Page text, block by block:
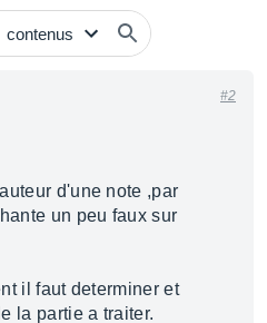
#2
d'une note ,par
un peu faux sur
il faut determiner et
la partie a traiter.